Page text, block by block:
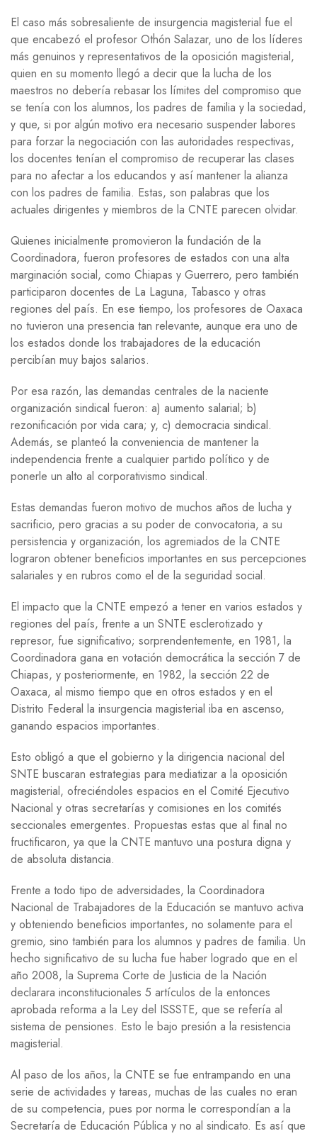
El caso más sobresaliente de insurgencia magisterial fue el
que encabezó el profesor Othón Salazar, uno de los líderes
más genuinos y representativos de la oposición magisterial,
quien en su momento llegó a decir que la lucha de los
maestros no debería rebasar los límites del compromiso que
se tenía con los alumnos, los padres de familia y la sociedad,
y que, si por algún motivo era necesario suspender labores
para forzar la negociación con las autoridades respectivas,
los docentes tenían el compromiso de recuperar las clases
para no afectar a los educandos y así mantener la alianza
con los padres de familia. Estas, son palabras que los
actuales dirigentes y miembros de la CNTE parecen olvidar.
Quienes inicialmente promovieron la fundación de la
Coordinadora, fueron profesores de estados con una alta
marginación social, como Chiapas y Guerrero, pero también
participaron docentes de La Laguna, Tabasco y otras
regiones del país. En ese tiempo, los profesores de Oaxaca
no tuvieron una presencia tan relevante, aunque era uno de
los estados donde los trabajadores de la educación
percibían muy bajos salarios.
Por esa razón, las demandas centrales de la naciente
organización sindical fueron: a) aumento salarial; b)
rezonificación por vida cara; y, c) democracia sindical.
Además, se planteó la conveniencia de mantener la
independencia frente a cualquier partido político y de
ponerle un alto al corporativismo sindical.
Estas demandas fueron motivo de muchos años de lucha y
sacrificio, pero gracias a su poder de convocatoria, a su
persistencia y organización, los agremiados de la CNTE
lograron obtener beneficios importantes en sus percepciones
salariales y en rubros como el de la seguridad social.
El impacto que la CNTE empezó a tener en varios estados y
regiones del país, frente a un SNTE esclerotizado y
represor, fue significativo; sorprendentemente, en 1981, la
Coordinadora gana en votación democrática la sección 7 de
Chiapas, y posteriormente, en 1982, la sección 22 de
Oaxaca, al mismo tiempo que en otros estados y en el
Distrito Federal la insurgencia magisterial iba en ascenso,
ganando espacios importantes.
Esto obligó a que el gobierno y la dirigencia nacional del
SNTE buscaran estrategias para mediatizar a la oposición
magisterial, ofreciéndoles espacios en el Comité Ejecutivo
Nacional y otras secretarías y comisiones en los comités
seccionales emergentes. Propuestas estas que al final no
fructificaron, ya que la CNTE mantuvo una postura digna y
de absoluta distancia.
Frente a todo tipo de adversidades, la Coordinadora
Nacional de Trabajadores de la Educación se mantuvo activa
y obteniendo beneficios importantes, no solamente para el
gremio, sino también para los alumnos y padres de familia. Un
hecho significativo de su lucha fue haber logrado que en el
año 2008, la Suprema Corte de Justicia de la Nación
declarara inconstitucionales 5 artículos de la entonces
aprobada reforma a la Ley del ISSSTE, que se refería al
sistema de pensiones. Esto le bajo presión a la resistencia
magisterial.
Al paso de los años, la CNTE se fue entrampando en una
serie de actividades y tareas, muchas de las cuales no eran
de su competencia, pues por norma le correspondían a la
Secretaría de Educación Pública y no al sindicato. Es así que